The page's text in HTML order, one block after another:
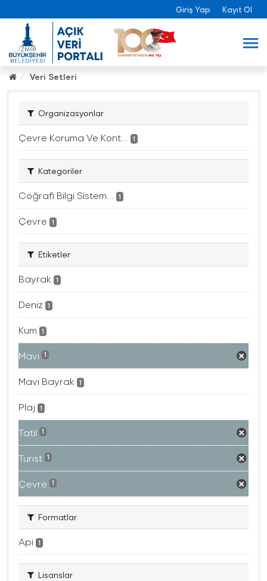
Giriş Yap Kayıt Ol
Veri Setleri
Organizasyonlar
Çevre Koruma Ve Kont... 1
Kategoriler
Coğrafi Bilgi Sistem... 1
Çevre 1
Etiketler
Bayrak 1
Deniz 1
Kum 1
Mavi 1
Mavi Bayrak 1
Plaj 1
Tatil 1
Turist 1
Çevre 1
Formatlar
Api 1
Lisanslar